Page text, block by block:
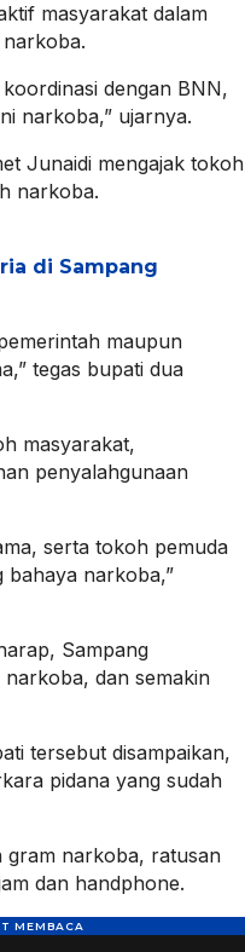
masyarakat dalam
dengan BNN,
narkoba,” ujarnya.
Junaidi mengajak tokoh
narkoba.
di Sampang
maupun
tegas bupati dua
masyarakat,
penyalahgunaan
serta tokoh pemuda
bahaya narkoba,”
Sampang
dan semakin
tersebut disampaikan,
pidana yang sudah
gram narkoba, ratusan
dan handphone.